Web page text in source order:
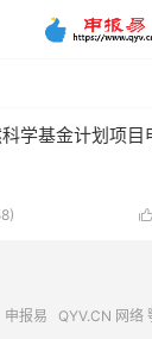
学基金计划项目

申报易 QYV.CN 网络